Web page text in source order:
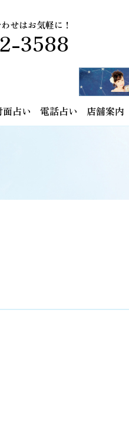
せはお気軽に！
3588
面占い 電話占い 店舗案内